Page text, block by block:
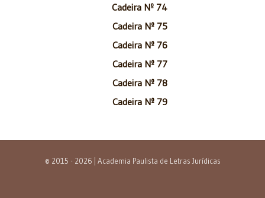
Cadeira Nº 74
Cadeira Nº 75
Cadeira Nº 76
Cadeira Nº 77
Cadeira Nº 78
Cadeira Nº 79
© 2015 - 2026 | Academia Paulista de Letras Jurídicas